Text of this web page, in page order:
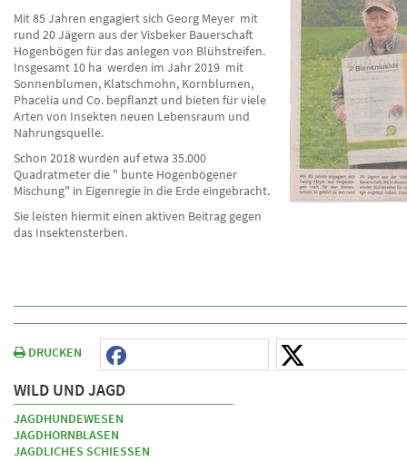
Mit 85 Jahren engagiert sich Georg Meyer mit
rund 20 Jägern aus der Visbeker Bauerschaft
Hogenbögen für das anlegen von Blühstreifen.
Insgesamt 10 ha werden im Jahr 2019 mit
Sonnenblumen, Klatschmohn, Kornblumen,
Phacelia und Co. bepflanzt und bieten für viele
Arten von Insekten neuen Lebensraum und
Nahrungsquelle.
Schon 2018 wurden auf etwa 35.000
Quadratmeter die " bunte Hogenbögener
Mischung" in Eigenregie in die Erde eingebracht.
Sie leisten hiermit einen aktiven Beitrag gegen
das Insektensterben.
DRUCKEN
WILD UND JAGD
JAGDHUNDEWESEN
JAGDHORNBLASEN
JAGDLICHES SCHIESSEN